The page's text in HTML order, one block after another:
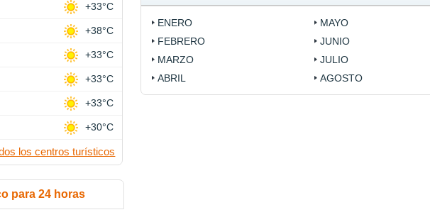
ENERO
FEBRERO
MARZO
ABRIL
MAYO
JUNIO
JULIO
AGOSTO
+33°C
+38°C
+33°C
+33°C
+33°C
+30°C
los centros turísticos
para 24 horas